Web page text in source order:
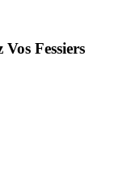
Fessiers